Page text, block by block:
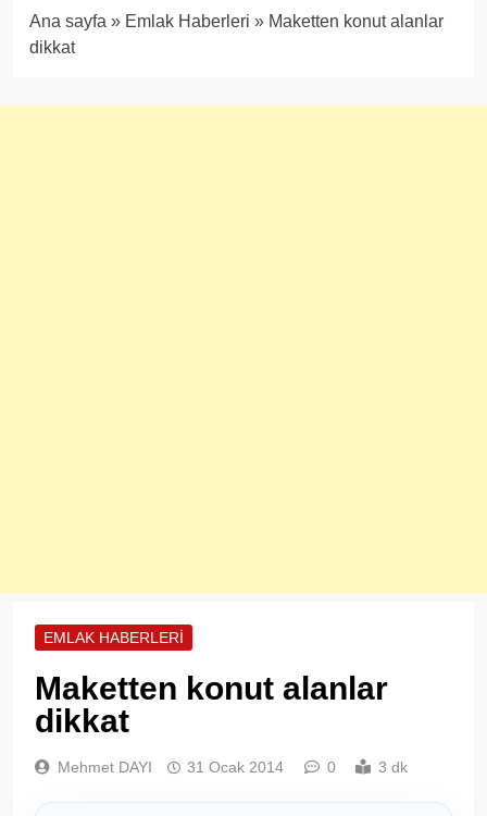
Ana sayfa » Emlak Haberleri » Maketten konut alanlar
dikkat
EMLAK HABERLERI
Maketten konut alanlar
dikkat
Mehmet DAYI 31 Ocak 2014 0 3 dk